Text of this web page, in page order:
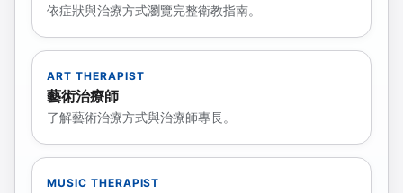
依症狀與治療方式瀏覽完整衛教指南。
ART THERAPIST
藝術治療師
了解藝術治療方式與治療師專長。
MUSIC THERAPIST